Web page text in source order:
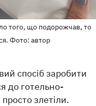
того, що подорожчав, то
Фото: автор
спосіб заробити
до готельно-
злетіли.